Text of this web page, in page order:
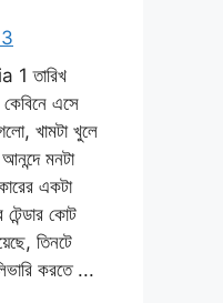
3
তারিখ
এসে
খামটা খুলে
মনটা
একটা
টেন্ডার কোট
তিনটে
করতে ...